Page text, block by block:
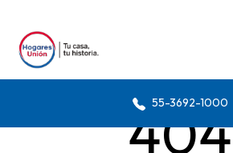
55-3692-1000
404